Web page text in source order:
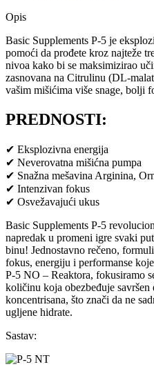
Opis
Basic Supplements P-5 je
pomoći da prođete kroz najteže
nivoa kako bi se maksimizirao
zasnovana na Citrulinu (DL-
vašim mišićima više snage, bolji
PREDNOSTI:
✔ Eksplozivna energija
✔ Neverovatna mišićna pumpa
✔ Snažna mešavina Arginina,
✔ Intenzivan fokus
✔ Osvežavajući ukus
Basic Supplements P-5
napredak u promeni igre svaki
binu! Jednostavno rečeno,
fokus, energiju i performanse
P-5 NO – Reaktora, fokusiramo
količinu koja obezbeđuje
koncentrisana, što znači da ne
ugljene hidrate.
Sastav: